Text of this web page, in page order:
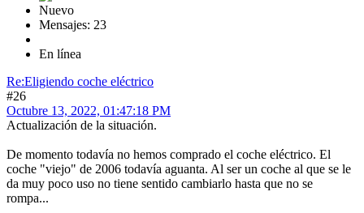
Nuevo
Mensajes: 23
En línea
Re:Eligiendo coche eléctrico
#26
Octubre 13, 2022, 01:47:18 PM
Actualización de la situación.
De momento todavía no hemos comprado el coche eléctrico. El
coche "viejo" de 2006 todavía aguanta. Al ser un coche al que se le
da muy poco uso no tiene sentido cambiarlo hasta que no se
rompa...